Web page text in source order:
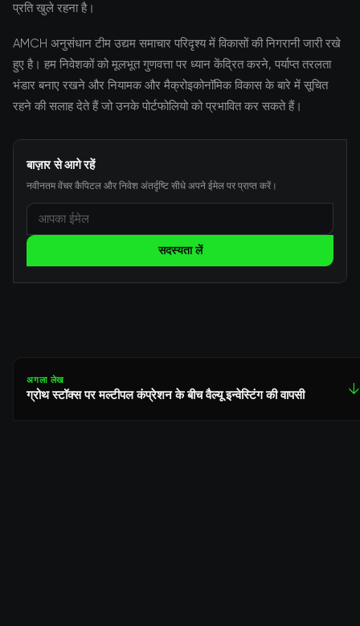
प्रति खुले रहना है।
AMCH अनुसंधान टीम उद्यम समाचार परिदृश्य में विकासों की निगरानी जारी रखे
हुए है। हम निवेशकों को मूलभूत गुणवत्ता पर ध्यान केंद्रित करने, पर्याप्त तरलता
भंडार बनाए रखने और नियामक और मैक्रोइकोनॉमिक विकास के बारे में सूचित
रहने की सलाह देते हैं जो उनके पोर्टफोलियो को प्रभावित कर सकते हैं।
बाज़ार से आगे रहें
नवीनतम वेंचर कैपिटल और निवेश अंतर्दृष्टि सीधे अपने ईमेल पर प्राप्त करें।
सदस्यता लें
अगला लेख
ग्रोथ स्टॉक्स पर मल्टीपल कंप्रेशन के बीच वैल्यू इन्वेस्टिंग की वापसी ↓